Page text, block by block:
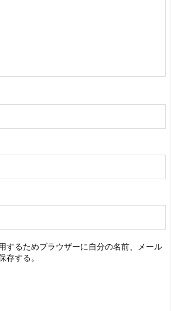
するためブラウザーに自分の名前、メール
存する。